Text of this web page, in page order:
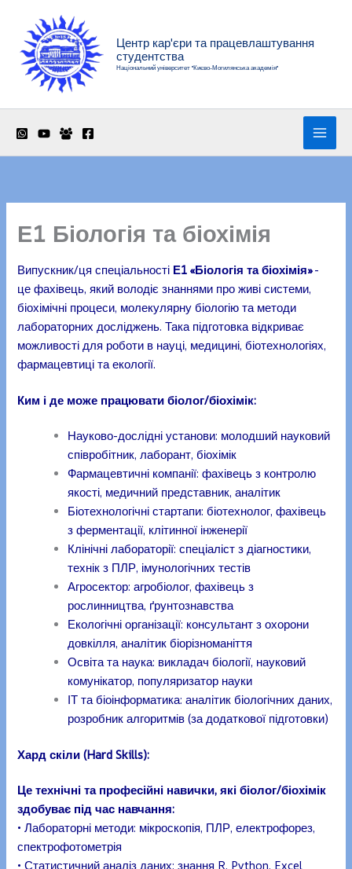
вмісту
Центр кар'єри та працевлаштування
студентства
Національний університет "Києво-Могилянська академія"
Е1 Біологія та біохімія
Випускник/ця спеціальності Е1 «Біологія та біохімія»-
це фахівець, який володіє знаннями про живі системи,
біохімічні процеси, молекулярну біологію та методи
лабораторних досліджень. Така підготовка відкриває
можливості для роботи в науці, медицині, біотехнологіях,
фармацевтиці та екології.
Ким і де може працювати біолог/біохімік:
Науково-дослідні установи: молодший науковий
співробітник, лаборант, біохімік
Фармацевтичні компанії: фахівець з контролю
якості, медичний представник, аналітик
Біотехнологічні стартапи: біотехнолог, фахівець
з ферментації, клітинної інженерії
Клінічні лабораторії: спеціаліст з діагностики,
технік з ПЛР, імунологічних тестів
Агросектор: агробіолог, фахівець з
рослинництва, ґрунтознавства
Екологічні організації: консультант з охорони
довкілля, аналітик біорізноманіття
Освіта та наука: викладач біології, науковий
комунікатор, популяризатор науки
ІТ та біоінформатика: аналітик біологічних даних,
розробник алгоритмів (за додаткової підготовки)
Хард скіли (Hard Skills):
Це технічні та професійні навички, які біолог/біохімік
здобуває під час навчання:
• Лабораторні методи: мікроскопія, ПЛР, електрофорез,
спектрофотометрія
• Статистичний аналіз даних: знання R, Python, Excel